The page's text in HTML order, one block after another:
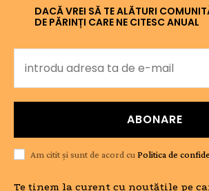
DACĂ VREI SĂ TE ALĂTURI
DE PĂRINȚI CARE NE CITESC ANUAL
ABONARE
Am citit și sunt de acord cu Politica de
Te ținem la curent cu noutățile pe